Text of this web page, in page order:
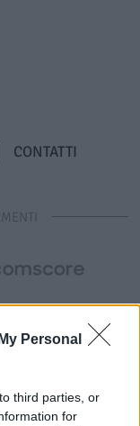
Personal
third parties, or
for
CONTATTI